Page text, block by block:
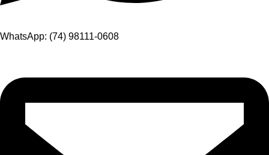
WhatsApp: (74) 98111-0608